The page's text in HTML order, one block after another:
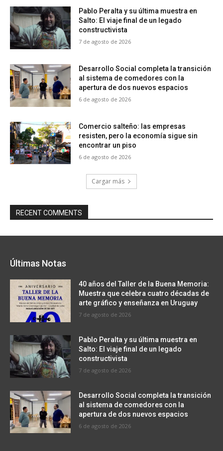
Pablo Peralta y su última muestra en
Salto: El viaje final de un legado
constructivista
7 de agosto de 2026
Desarrollo Social completa la transición
al sistema de comedores con la
apertura de dos nuevos espacios
6 de agosto de 2026
Comercio salteño: las empresas
resisten, pero la economía sigue sin
encontrar un piso
6 de agosto de 2026
Cargar más
RECENT COMMENTS
Últimas Notas
40 años del Taller de la Buena Memoria:
Muestra que celebra cuatro décadas de
arte gráfico y enseñanza en Uruguay
7 de agosto de 2026
Pablo Peralta y su última muestra en
Salto: El viaje final de un legado
constructivista
7 de agosto de 2026
Desarrollo Social completa la transición
al sistema de comedores con la
apertura de dos nuevos espacios
6 de agosto de 2026